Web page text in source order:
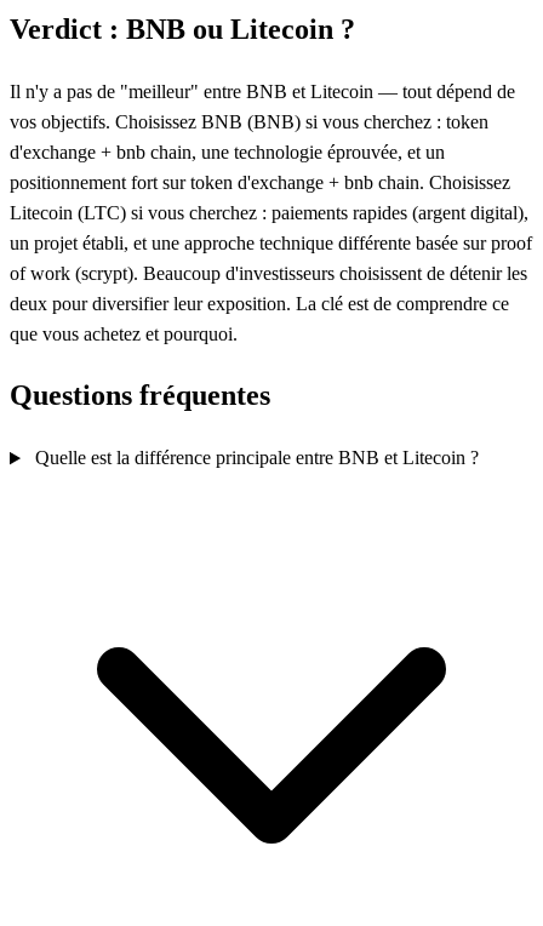
Verdict : BNB ou Litecoin ?
Il n'y a pas de "meilleur" entre BNB et Litecoin — tout dépend de
vos objectifs. Choisissez BNB (BNB) si vous cherchez : token
d'exchange + bnb chain, une technologie éprouvée, et un
positionnement fort sur token d'exchange + bnb chain. Choisissez
Litecoin (LTC) si vous cherchez : paiements rapides (argent digital),
un projet établi, et une approche technique différente basée sur proof
of work (scrypt). Beaucoup d'investisseurs choisissent de détenir les
deux pour diversifier leur exposition. La clé est de comprendre ce
que vous achetez et pourquoi.
Questions fréquentes
Quelle est la différence principale entre BNB et Litecoin ?